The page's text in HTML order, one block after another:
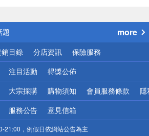
告
題
惠
配送
頁！請小心！
more
目錄 分店資訊 保險服務
注目活動 得獎公佈
大宗採購 購物須知 會員服務條款 隱
服務公告 意見信箱
21:00，例假日依網站公告為主